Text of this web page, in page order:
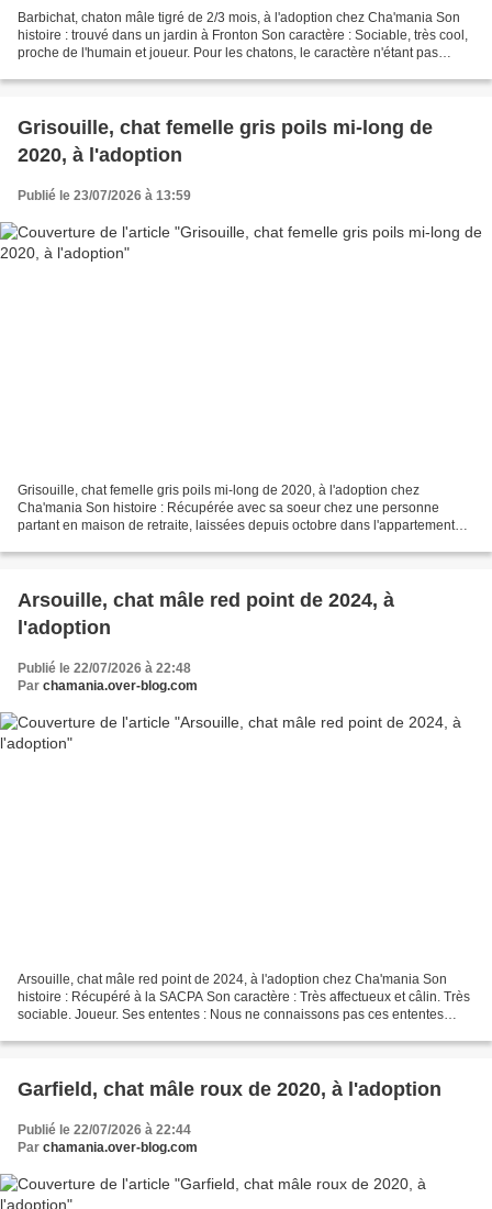
Barbichat, chaton mâle tigré de 2/3 mois, à l'adoption chez Cha'mania Son
histoire : trouvé dans un jardin à Fronton Son caractère : Sociable, très cool,
proche de l'humain et joueur. Pour les chatons, le caractère n'étant pas
Grisouille, chat femelle gris poils mi-long de
2020, à l'adoption
Publié le 23/07/2026 à 13:59
Grisouille, chat femelle gris poils mi-long de 2020, à l'adoption chez
Cha'mania Son histoire : Récupérée avec sa soeur chez une personne
partant en maison de retraite, laissées depuis octobre dans l'appartement
Arsouille, chat mâle red point de 2024, à
l'adoption
Publié le 22/07/2026 à 22:48
Par chamania.over-blog.com
Arsouille, chat mâle red point de 2024, à l'adoption chez Cha'mania Son
histoire : Récupéré à la SACPA Son caractère : Très affectueux et câlin. Très
sociable. Joueur. Ses ententes : Nous ne connaissons pas ces ententes
Garfield, chat mâle roux de 2020, à l'adoption
Publié le 22/07/2026 à 22:44
Par chamania.over-blog.com